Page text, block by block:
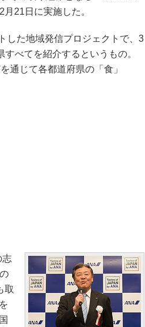
21日に実施した。
した地域発信プロジェクトで、3
べてを紹介するというもの。
通じて各都道府県の「食」
志
取